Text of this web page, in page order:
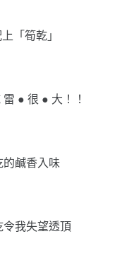
「筍乾」
● 很 ● 大！！
的鹹香入味
令我失望透頂